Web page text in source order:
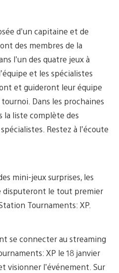
d’un capitaine et de
des membres de la
l’un des quatre jeux à
et les spécialistes
et guideront leur équipe
Dans les prochaines
la liste complète des
Restez à l’écoute
mini-jeux surprises, les
disputeront le tout premier
Tournaments: XP.
se connecter au streaming
XP le 18 janvier
visionner l’événement. Sur